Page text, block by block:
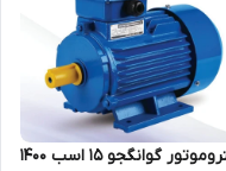
الکتروموتور گوانگجو 15 اسب 1400